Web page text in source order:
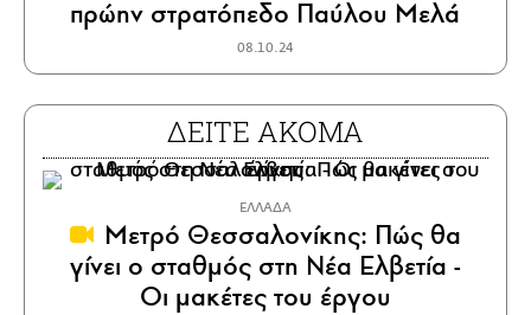
πρώην στρατόπεδο Παύλου Μελά
08.10.24
ΔΕΙΤΕ ΑΚΟΜΑ
ΕΛΛΑΔΑ
Μετρό Θεσσαλονίκης: Πώς θα
γίνει ο σταθμός στη Νέα Ελβετία -
Οι μακέτες του έργου